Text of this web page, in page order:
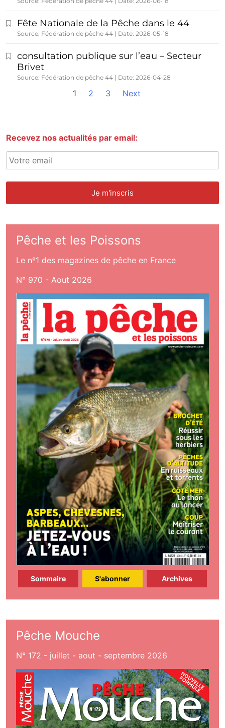
Fête Nationale de la Pêche dans le 44
Source: Fédération de pêche 44 Date: 2026-05-18
consultation publique sur l’eau – Secteur
Brivet
Source: Fédération de pêche 44 Date: 2026-04-28
1 2 3 Next
Recevez nos actualités par email:
Pêche et les Poissons
Le nº1 des magazines de pêche en France
N° 970 - Aout 2026
Sommaire S'abonner Archives
Pêche Mouche
N° 172 - juillet - aout - septembre 2026